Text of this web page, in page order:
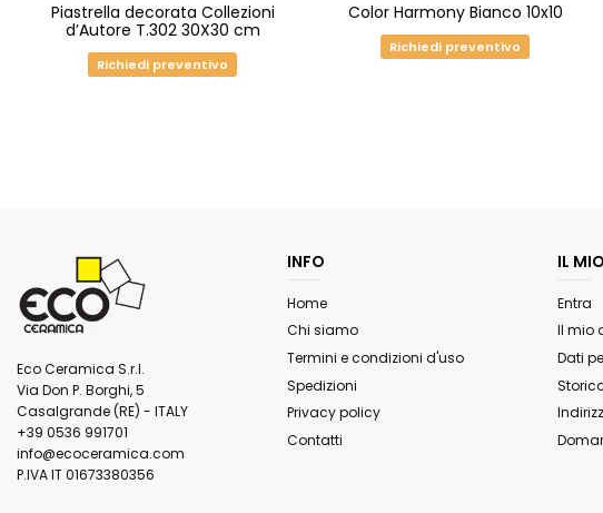
Piastrella decorata Collezioni
d’Autore T.302 30X30 cm
Richiedi preventivo
Color Harmony Bianco 10x10
Richiedi preventivo
Eco Ceramica S.r.l.
Via Don P. Borghi, 5
Casalgrande (RE) - ITALY
+39 0536 991701
info@ecoceramica.com
P.IVA IT 01673380356
INFO
Home
Chi siamo
Termini e condizioni d'uso
Spedizioni
Privacy policy
Contatti
IL
Entra
Il mio
Dati